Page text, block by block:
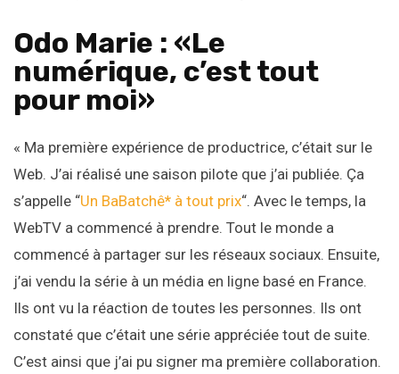
Odo Marie : «Le
numérique, c’est tout
pour moi»
« Ma première expérience de productrice, c’était sur le
Web. J’ai réalisé une saison pilote que j’ai publiée. Ça
s’appelle “Un BaBatchê* à tout prix“. Avec le temps, la
WebTV a commencé à prendre. Tout le monde a
commencé à partager sur les réseaux sociaux. Ensuite,
j’ai vendu la série à un média en ligne basé en France.
Ils ont vu la réaction de toutes les personnes. Ils ont
constaté que c’était une série appréciée tout de suite.
C’est ainsi que j’ai pu signer ma première collaboration.